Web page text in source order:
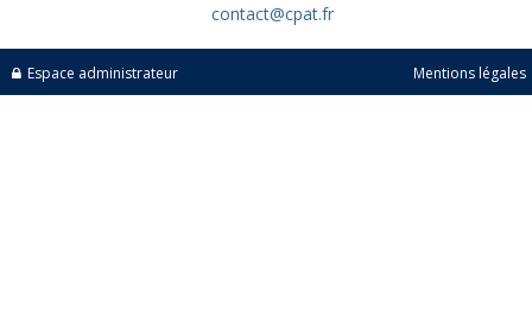
contact@cpat.fr
Espace administrateur Mentions légales